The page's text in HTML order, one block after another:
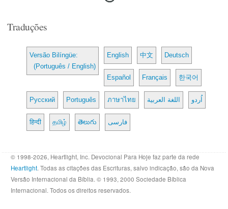
Traduções
Versão Bilíngüe:
(Português / English)
English 中文 Deutsch
Español Français 한국어
Русский Português ภาษาไทย اللغة العربية اُردو
हिन्दी தமிழ் తెలుగు فارسی
© 1998-2026, Heartlight, Inc. Devocional Para Hoje faz parte da rede
Heartlight. Todas as citações das Escrituras, salvo indicação, são da Nova
Versão Internacional da Bíblia. © 1993, 2000 Sociedade Bíblica
Internacional. Todos os direitos reservados.